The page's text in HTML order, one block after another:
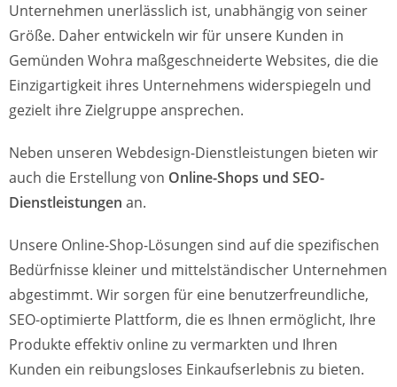
Unternehmen unerlässlich ist, unabhängig von seiner
Größe. Daher entwickeln wir für unsere Kunden in
Gemünden Wohra maßgeschneiderte Websites, die die
Einzigartigkeit ihres Unternehmens widerspiegeln und
gezielt ihre Zielgruppe ansprechen.
Neben unseren Webdesign-Dienstleistungen bieten wir
auch die Erstellung von Online-Shops und SEO-
Dienstleistungen an.
Unsere Online-Shop-Lösungen sind auf die spezifischen
Bedürfnisse kleiner und mittelständischer Unternehmen
abgestimmt. Wir sorgen für eine benutzerfreundliche,
SEO-optimierte Plattform, die es Ihnen ermöglicht, Ihre
Produkte effektiv online zu vermarkten und Ihren
Kunden ein reibungsloses Einkaufserlebnis zu bieten.